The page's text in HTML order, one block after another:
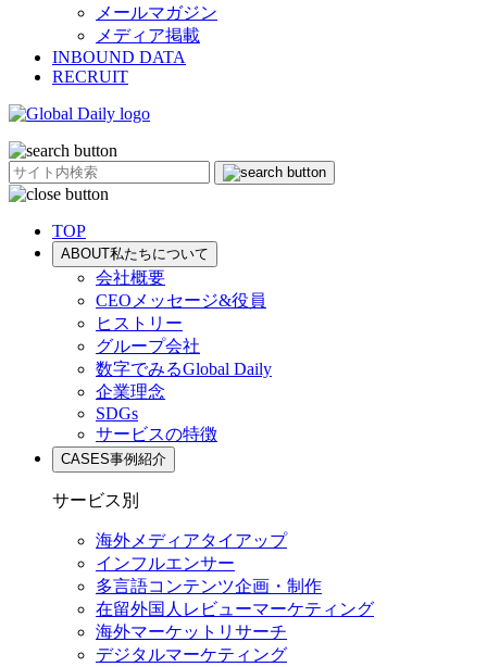
メールマガジン
メディア掲載
INBOUND DATA
RECRUIT
TOP
ABOUT私たちについて
会社概要
CEOメッセージ&役員
ヒストリー
グループ会社
数字でみるGlobal Daily
企業理念
SDGs
サービスの特徴
CASES事例紹介
サービス別
海外メディアタイアップ
インフルエンサー
多言語コンテンツ企画・制作
在留外国⼈レビューマーケティング
海外マーケットリサーチ
デジタルマーケティング